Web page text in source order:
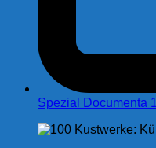
Spezial Documenta